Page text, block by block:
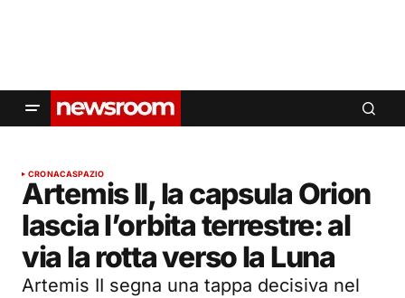
CRONACASPAZIO
Artemis II, la capsula Orion
lascia l’orbita terrestre: al
via la rotta verso la Luna
Artemis II segna una tappa decisiva nel